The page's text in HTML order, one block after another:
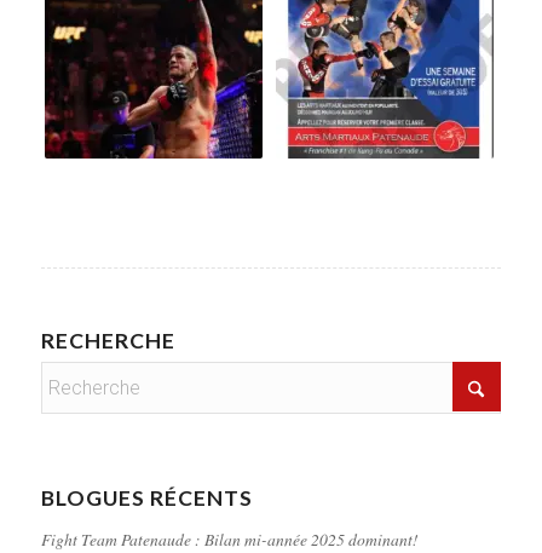
RECHERCHE
BLOGUES RÉCENTS
Fight Team Patenaude : Bilan mi-année 2025 dominant!